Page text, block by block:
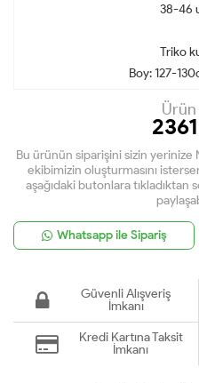
38-46
Triko
Boy: 127-
Bu ürünün siparişini sizin
ekibimizin oluşturmasını
aşağıdaki butonlara
Whatsapp ile Sipariş
Güvenli Alışveriş
İmkanı
Kredi Kartına Taksit
İmkanı